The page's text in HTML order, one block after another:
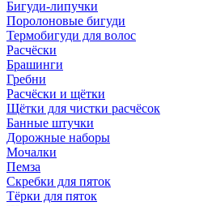
Бигуди-липучки
Поролоновые бигуди
Термобигуди для волос
Расчёски
Брашинги
Гребни
Расчёски и щётки
Щётки для чистки расчёсок
Банные штучки
Дорожные наборы
Мочалки
Пемза
Скребки для пяток
Тёрки для пяток